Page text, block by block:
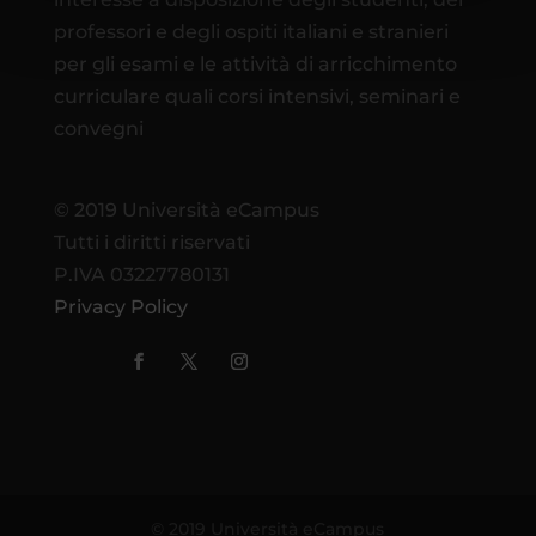
professori e degli ospiti italiani e stranieri
per gli esami e le attività di arricchimento
curriculare quali corsi intensivi, seminari e
convegni
© 2019 Università eCampus
Tutti i diritti riservati
P.IVA 03227780131
Privacy Policy